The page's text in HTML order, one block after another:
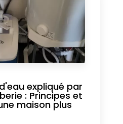
expliqué par
: Principes et
maison plus